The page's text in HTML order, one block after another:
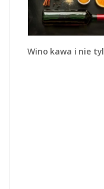
Wino kawa i nie tylko - JN583